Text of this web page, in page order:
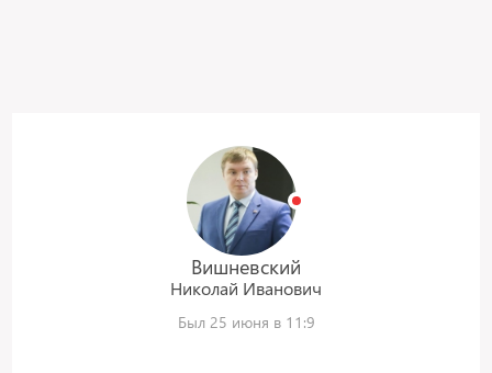
Вишневский
Николай Иванович
Был 25 июня в 11:9